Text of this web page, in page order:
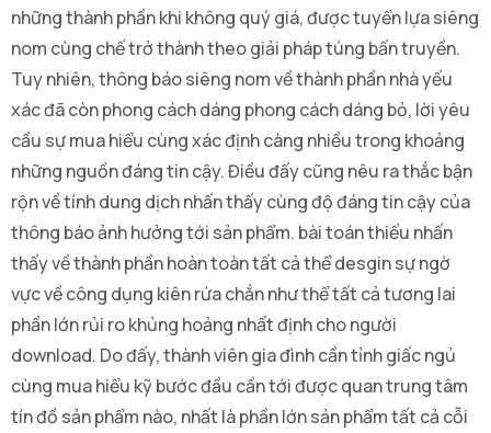
những thành phần khi không quý giá, được tuyển lựa siêng
nom cùng chế trở thành theo giải pháp túng bấn truyền.
Tuy nhiên, thông báo siêng nom về thành phần nhà yếu
xác đã còn phong cách dáng phong cách dáng bỏ, lời yêu
cầu sự mua hiểu cùng xác định càng nhiều trong khoảng
những nguồn đáng tin cậy. Điều đấy cũng nêu ra thắc bận
rộn về tính dung dịch nhấn thấy cùng độ đáng tin cậy của
thông báo ảnh hưởng tới sản phẩm. bài toán thiếu nhấn
thấy về thành phần hoàn toàn tất cả thể desgin sự ngờ
vực về công dụng kiên rứa chắn như thể tất cả tương lai
phần lớn rủi ro khủng hoảng nhất định cho người
download. Do đấy, thành viên gia đình cần tỉnh giấc ngủ
cùng mua hiểu kỹ bước đầu cần tới được quan trung tâm
tín đồ sản phẩm nào, nhất là phần lớn sản phẩm tất cả cỗi